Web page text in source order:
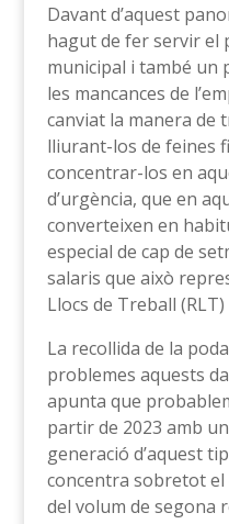
Davant d’aquest
hagut de fer servir el
municipal i també un
les mancances de
canviat la manera de
lliurant-los de feines
concentrar-los en
d’urgència, que en
converteixen en
especial de cap de
salaris que això
Llocs de Treball
La recollida de la
problemes aquests
apunta que
partir de 2023 amb
generació d’aquest
concentra sobretot el
del volum de segona